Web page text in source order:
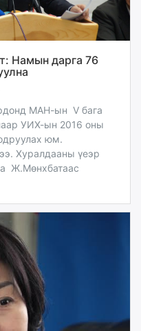
Намын дарга 76
МАН-ын V бага
УИХ-ын 2016 оны
юм.
Хуралдааны үеэр
Ж.Мөнхбатаас